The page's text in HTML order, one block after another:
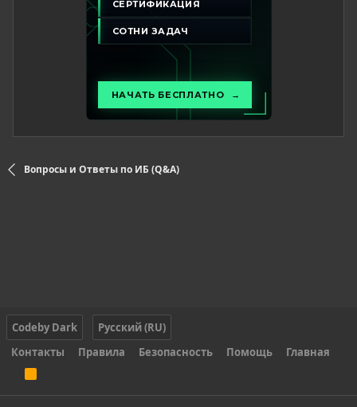
Вопросы и Ответы по ИБ (Q&A)
Codeby Dark
Русский (RU)
Контакты
Правила Безопасность Помощь Главная
S